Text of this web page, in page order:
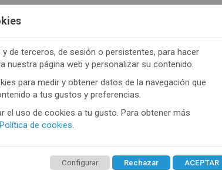
MUCHOS MÁS !
poder ver todo el contenido y los precios.
de terceros, de sesión o persistentes, para hacer
nuestra página web y personalizar su contenido.
para medir y obtener datos de la navegación que
a tus gustos y preferencias.
el uso de cookies a tu gusto. Para obtener más
Política de cookies.
Configurar Rechazar ACEPTAR